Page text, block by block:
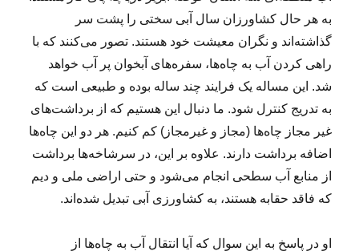
به هر حال کشاورزان سال آبی سختی را پشت سر
گذاشته‌اند و نگران معیشت خود هستند. تصور می‌کنند که با
راهی کردن آب به چاه‌ها، سفره‌های آبخوان پر آب خواهد
شد. این مساله یک فرایند چند ساله بوده و طبیعی است که
به تدریج کنترل شود. ما دنبال این هستیم که از برداشت‌های
غیر مجاز چاه‌ها (مجاز و غیرمجاز) کم کنیم. هر دو این چاه‌ها
اضافه برداشت دارند. علاوه بر این، در سرشاخه‌ها برداشت
از منابع آب سطحی انجام می‌شود و حتی اراضی ملی و دیم
که فاقد حقابه‌ هستند، به کشاورزی آبی تبدیل شده‌اند.
او در پاسخ به این سوال که آیا انتقال آب به چاه‌ها از